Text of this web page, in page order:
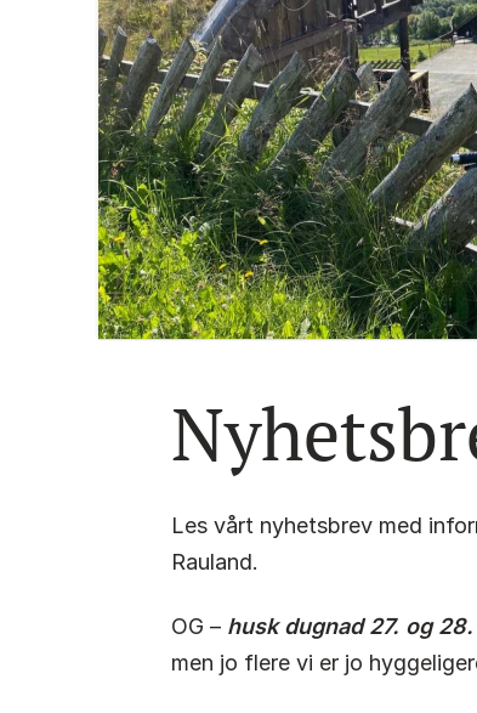
Les vårt nyhetsbrev med
Rauland.
OG – husk dugnad 27. og
men jo flere vi er jo